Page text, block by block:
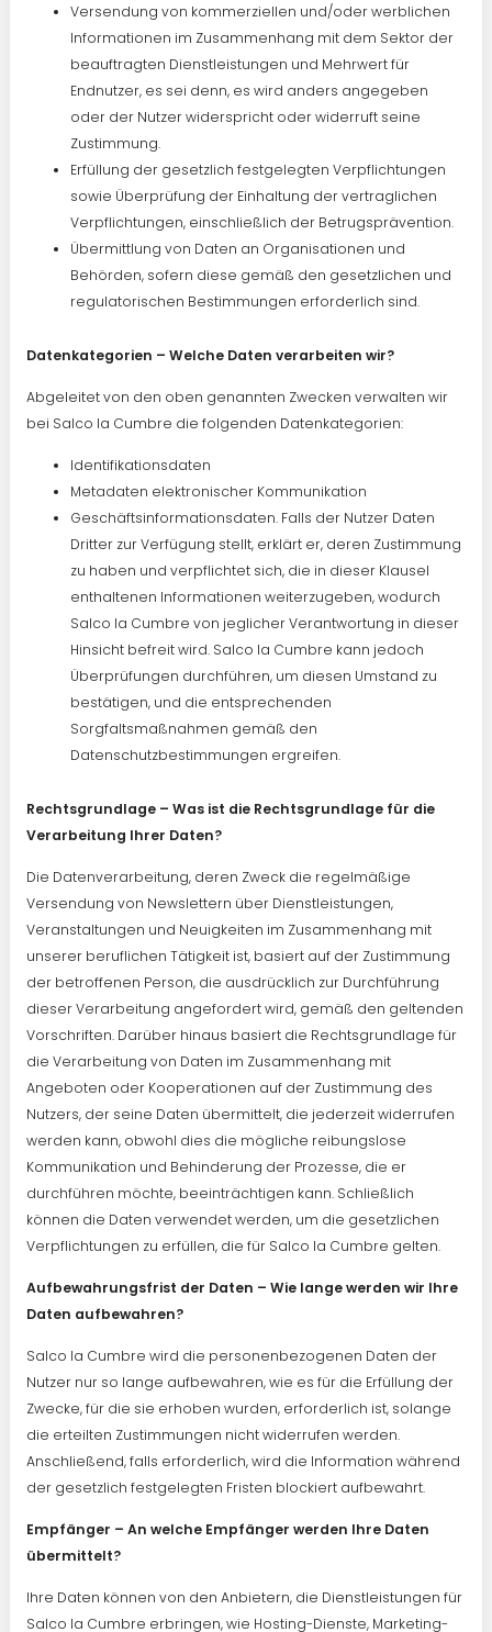
Versendung von kommerziellen und/oder werblichen
Informationen im Zusammenhang mit dem Sektor der
beauftragten Dienstleistungen und Mehrwert für
Endnutzer, es sei denn, es wird anders angegeben
oder der Nutzer widerspricht oder widerruft seine
Zustimmung.
Erfüllung der gesetzlich festgelegten Verpflichtungen
sowie Überprüfung der Einhaltung der vertraglichen
Verpflichtungen, einschließlich der Betrugsprävention.
Übermittlung von Daten an Organisationen und
Behörden, sofern diese gemäß den gesetzlichen und
regulatorischen Bestimmungen erforderlich sind.
Datenkategorien – Welche Daten verarbeiten wir?
Abgeleitet von den oben genannten Zwecken verwalten wir
bei Salco la Cumbre die folgenden Datenkategorien:
Identifikationsdaten
Metadaten elektronischer Kommunikation
Geschäftsinformationsdaten. Falls der Nutzer Daten
Dritter zur Verfügung stellt, erklärt er, deren Zustimmung
zu haben und verpflichtet sich, die in dieser Klausel
enthaltenen Informationen weiterzugeben, wodurch
Salco la Cumbre von jeglicher Verantwortung in dieser
Hinsicht befreit wird. Salco la Cumbre kann jedoch
Überprüfungen durchführen, um diesen Umstand zu
bestätigen, und die entsprechenden
Sorgfaltsmaßnahmen gemäß den
Datenschutzbestimmungen ergreifen.
Rechtsgrundlage – Was ist die Rechtsgrundlage für die
Verarbeitung Ihrer Daten?
Die Datenverarbeitung, deren Zweck die regelmäßige
Versendung von Newslettern über Dienstleistungen,
Veranstaltungen und Neuigkeiten im Zusammenhang mit
unserer beruflichen Tätigkeit ist, basiert auf der Zustimmung
der betroffenen Person, die ausdrücklich zur Durchführung
dieser Verarbeitung angefordert wird, gemäß den geltenden
Vorschriften. Darüber hinaus basiert die Rechtsgrundlage für
die Verarbeitung von Daten im Zusammenhang mit
Angeboten oder Kooperationen auf der Zustimmung des
Nutzers, der seine Daten übermittelt, die jederzeit widerrufen
werden kann, obwohl dies die mögliche reibungslose
Kommunikation und Behinderung der Prozesse, die er
durchführen möchte, beeinträchtigen kann. Schließlich
können die Daten verwendet werden, um die gesetzlichen
Verpflichtungen zu erfüllen, die für Salco la Cumbre gelten.
Aufbewahrungsfrist der Daten – Wie lange werden wir Ihre
Daten aufbewahren?
Salco la Cumbre wird die personenbezogenen Daten der
Nutzer nur so lange aufbewahren, wie es für die Erfüllung der
Zwecke, für die sie erhoben wurden, erforderlich ist, solange
die erteilten Zustimmungen nicht widerrufen werden.
Anschließend, falls erforderlich, wird die Information während
der gesetzlich festgelegten Fristen blockiert aufbewahrt.
Empfänger – An welche Empfänger werden Ihre Daten
übermittelt?
Ihre Daten können von den Anbietern, die Dienstleistungen für
Salco la Cumbre erbringen, wie Hosting-Dienste, Marketing-